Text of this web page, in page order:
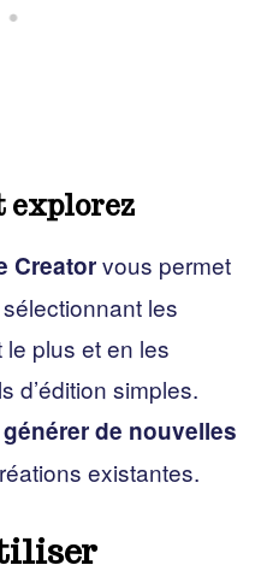
explorez
Creatorvous permet
les
plus et en les
d’édition simples.
générer de nouvelles
existantes.